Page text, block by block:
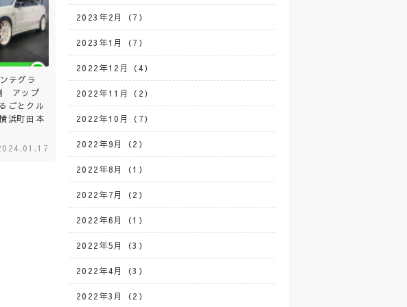
テグラ
アップ
ごとクル
浜町田本
2023年2月（7）
2023年1月（7）
2022年12月（4）
2022年11月（2）
2022年10月（7）
2022年9月（2）
2022年8月（1）
2022年7月（2）
2022年6月（1）
2022年5月（3）
2022年4月（3）
2022年3月（2）